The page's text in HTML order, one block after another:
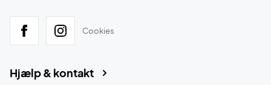
Cookies
Hjælp & kontakt